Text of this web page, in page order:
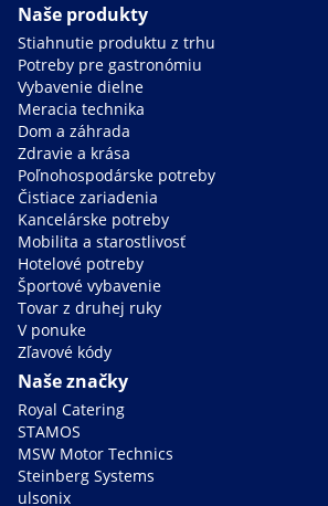
Naše produkty
Stiahnutie produktu z trhu
Potreby pre gastronómiu
Vybavenie dielne
Meracia technika
Dom a záhrada
Zdravie a krása
Poľnohospodárske potreby
Čistiace zariadenia
Kancelárske potreby
Mobilita a starostlivosť
Hotelové potreby
Športové vybavenie
Tovar z druhej ruky
V ponuke
Zľavové kódy
Naše značky
Royal Catering
STAMOS
MSW Motor Technics
Steinberg Systems
ulsonix